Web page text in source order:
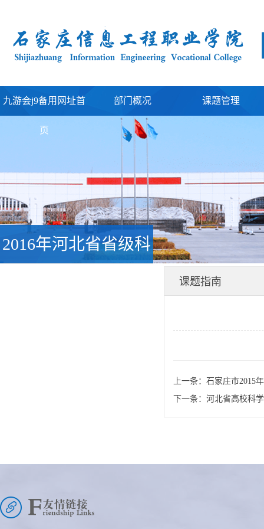
九游会j9备用网址首
页
部门概况 课题管理
2016年河北省省级科
课题指南
上一条： 石家庄市2015
下一条： 河北省高校科